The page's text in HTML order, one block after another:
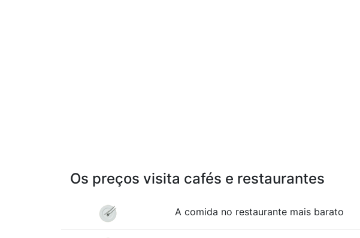
Os preços visita cafés e restaurantes
A comida no restaurante mais barato